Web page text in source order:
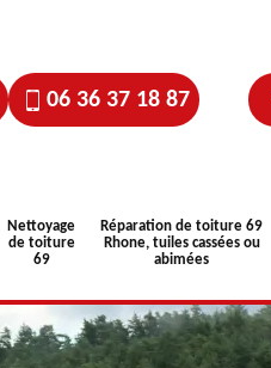
06 36 37 18 87
Nettoyage
de toiture
69
Réparation de toiture 69
Rhone, tuiles cassées ou
abimées